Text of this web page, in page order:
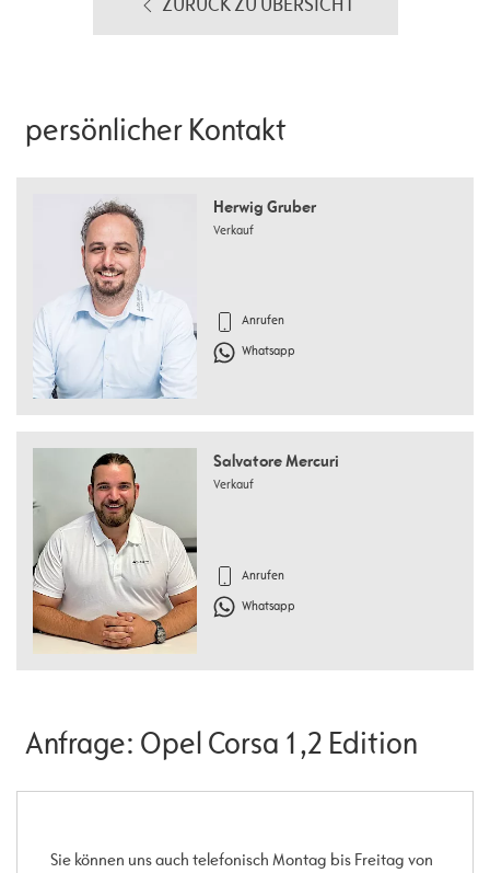
persönlicher Kontakt
Herwig Gruber
Verkauf
Anrufen
Whatsapp
Salvatore Mercuri
Verkauf
Anrufen
Whatsapp
Anfrage: Opel Corsa 1,2 Edition
Sie können uns auch telefonisch Montag bis Freitag von